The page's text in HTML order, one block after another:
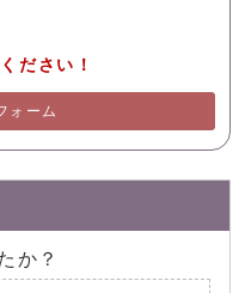
ださい！
ォーム
か？